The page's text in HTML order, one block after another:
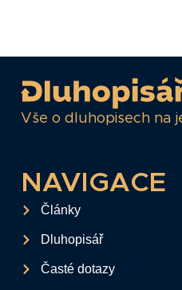
Vše o dluhopisech na
NAVIGACE
Články
Dluhopisář
Časté dotazy